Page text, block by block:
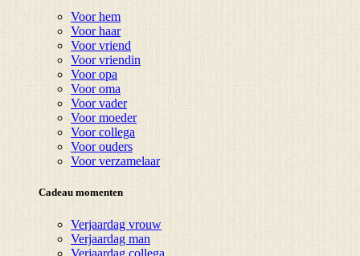
Voor hem
Voor haar
Voor vriend
Voor vriendin
Voor opa
Voor oma
Voor vader
Voor moeder
Voor collega
Voor ouders
Voor verzamelaar
Cadeau momenten
Verjaardag vrouw
Verjaardag man
Verjaardag collega